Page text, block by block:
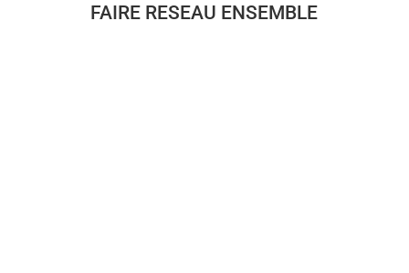
FAIRE RESEAU ENSEMBLE